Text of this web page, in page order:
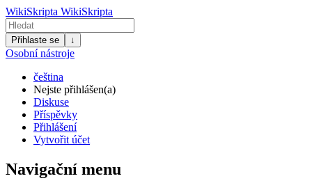
WikiSkripta WikiSkripta
Přihlaste se ↓
Osobní nástroje
čeština
Nejste přihlášen(a)
Diskuse
Příspěvky
Přihlášení
Vytvořit účet
Navigační menu